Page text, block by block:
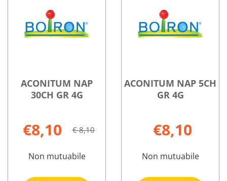
4G non
è
GR
4G
carrello
200CH
GL
ACONITUM NAP
30CH GR 4G
€8,10 € 8,10
Non mutuabile
ACONITUM NAP 5CH
GR 4G
€8,10
Non mutuabile